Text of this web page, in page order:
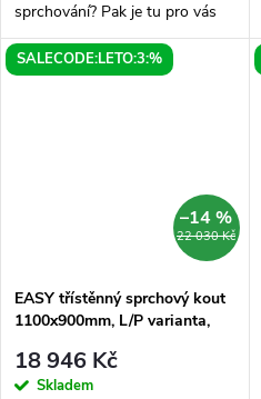
sprchování? Pak je tu pro vás
třístěnný sprchový kout EASY v
rozměru 1100x800 mm. Tento
SALECODE:LETO:3:%
22 030 Kč
–14 %
EASY třístěnný sprchový kout
1100x900mm, L/P varianta,
18 946 Kč
Skladem